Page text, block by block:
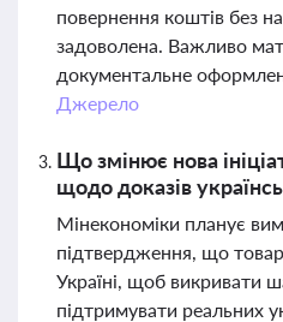
повернення коштів без
задоволена. Важливо
документальне
Джерело
Що змінює нова
щодо доказів
Мінекономіки планує
підтвердження, що
Україні, щоб викривати
підтримувати реальних